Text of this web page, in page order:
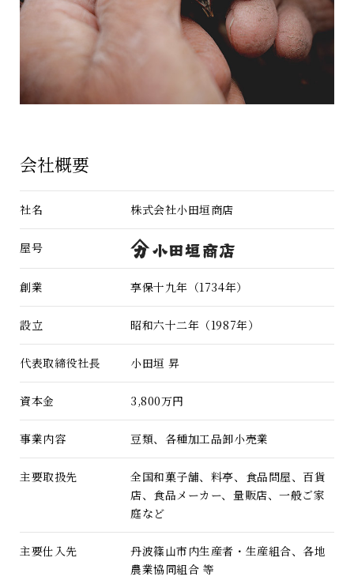
会社概要
社名 株式会社小田垣商店
屋号
創業 享保十九年（1734年）
設立 昭和六十二年（1987年）
代表取締役社長 小田垣 昇
資本金 3,800万円
事業内容 豆類、各種加工品卸小売業
主要取扱先
全国和菓子舗、料亭、食品問屋、百貨
店、食品メーカー、量販店、一般ご家
庭など
主要仕入先
丹波篠山市内生産者・生産組合、各地
農業協同組合 等